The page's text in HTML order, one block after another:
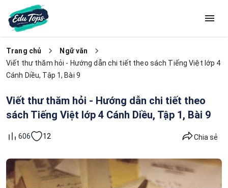
Trang chủ
Ngữ văn
Viết thư thăm hỏi - Hướng dẫn chi tiết theo sách Tiếng Việt lớp 4
Cánh Diều, Tập 1, Bài 9
Viết thư thăm hỏi - Hướng dẫn chi tiết theo
sách Tiếng Việt lớp 4 Cánh Diều, Tập 1, Bài 9
606 12 Chia sẻ